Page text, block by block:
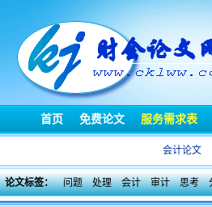
首页 免费论文 服务需求表
会计论文
论文标签： 问题 处理 会计 审计 思考